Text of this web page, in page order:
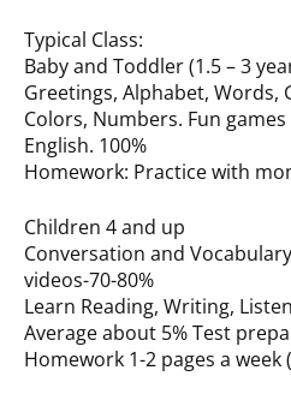
Typical Class:
Baby and Toddler (1.5 – 3
Greetings, Alphabet, Words,
Colors, Numbers. Fun
English. 100%
Homework: Practice with
Children 4 and up
Conversation and
videos-70-80%
Learn Reading, Writing,
Average about 5% Test
Homework 1-2 pages a